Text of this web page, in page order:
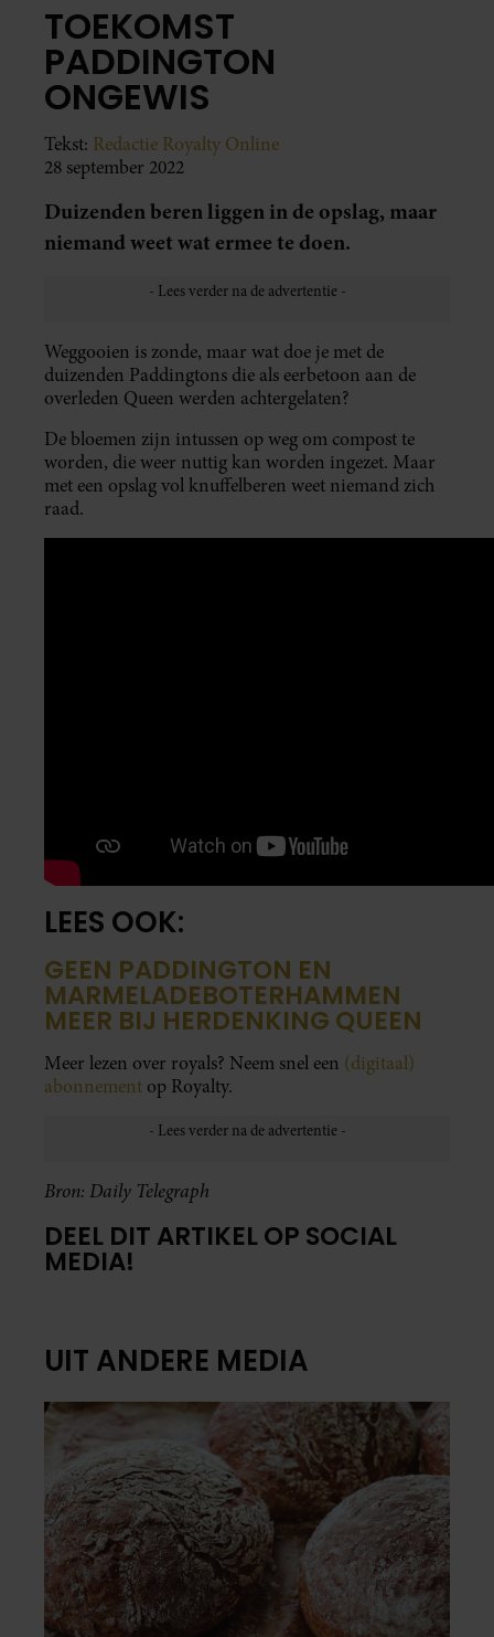
TOEKOMST
PADDINGTON
ONGEWIS
Tekst: Redactie Royalty Online
28 september 2022
Duizenden beren liggen in de opslag, maar
niemand weet wat ermee te doen.
Weggooien is zonde, maar wat doe je met de
duizenden Paddingtons die als eerbetoon aan de
overleden Queen werden achtergelaten?
De bloemen zijn intussen op weg om compost te
worden, die weer nuttig kan worden ingezet. Maar
met een opslag vol knuffelberen weet niemand zich
raad.
LEES OOK:
GEEN PADDINGTON EN
MARMELADEBOTERHAMMEN
MEER BIJ HERDENKING QUEEN
Meer lezen over royals? Neem snel een (digitaal)
abonnement op Royalty.
Bron: Daily Telegraph
DEEL DIT ARTIKEL OP SOCIAL
MEDIA!
UIT ANDERE MEDIA